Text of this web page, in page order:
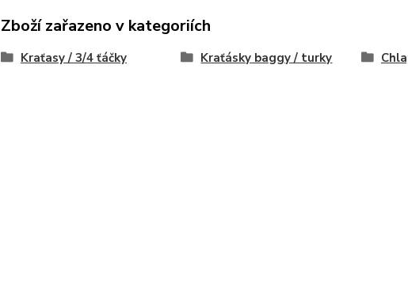
Zboží zařazeno v kategoriích
Kraťasy / 3/4 ťáčky Kraťásky baggy / turky